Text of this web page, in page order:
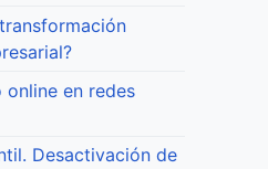
online en redes
Desactivación de